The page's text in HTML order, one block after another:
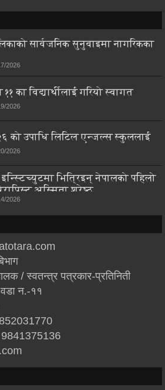
सार्वजनिक सुनुवाइमा नागरिकका
2026
का विद्यार्थीलाई गरियो स्वागत
2026
को उपाधि लिटिल एन्जल्स स्कुललाई
2026
इन्स्टिच्युटमा भित्रिइन् नेपालको पहिलो
अस्मिता श्रेष्ठ
2026
/ स्वतन्त्र पत्रकार-प्रतिनिती
वडा न.-११
9841375136